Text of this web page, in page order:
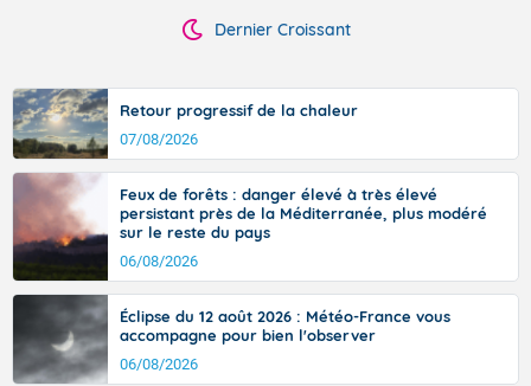
Dernier Croissant
Retour progressif de la chaleur
07/08/2026
Feux de forêts : danger élevé à très élevé
persistant près de la Méditerranée, plus modéré
sur le reste du pays
06/08/2026
Éclipse du 12 août 2026 : Météo-France vous
accompagne pour bien l'observer
06/08/2026